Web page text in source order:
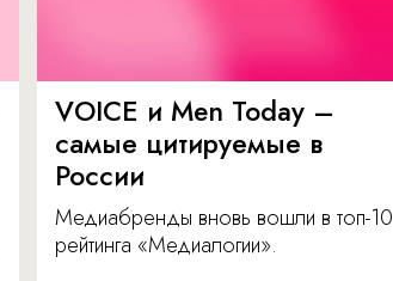
VOICE и Men Today –
самые цитируемые в
России
Медиабренды вновь вошли в топ-10
рейтинга «Медиалогии».